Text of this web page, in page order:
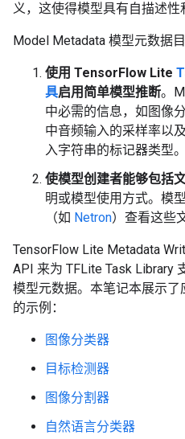
义，这使得模型具有自描述性
Model Metadata 模型元数据
使用 TensorFlow Lite
具启用简单模型推断。
中必需的信息，如图像
中音频输入的采样率以
入字符串的标记器类型。
使模型创建者能够包括
明或模型使用方式。模
（如 Netron）查看这些
TensorFlow Lite Metadata
API 来为 TFLite Task Library
模型元数据。本笔记本展示
的示例：
图像分类器
目标检测器
图像分割器
自然语言分类器